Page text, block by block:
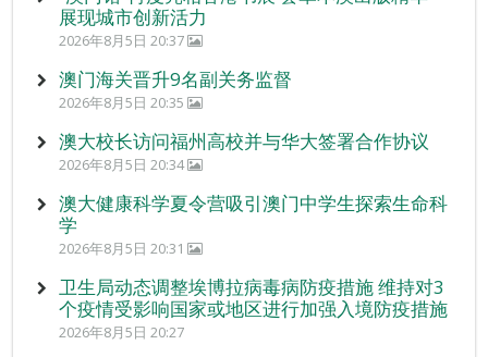
展现城市创新活力
2026年8月5日 20:37
澳门海关晋升9名副关务监督
2026年8月5日 20:35
澳大校长访问福州高校并与华大签署合作协议
2026年8月5日 20:34
澳大健康科学夏令营吸引澳门中学生探索生命科
学
2026年8月5日 20:31
卫生局动态调整埃博拉病毒病防疫措施 维持对3
个疫情受影响国家或地区进行加强入境防疫措施
2026年8月5日 20:27